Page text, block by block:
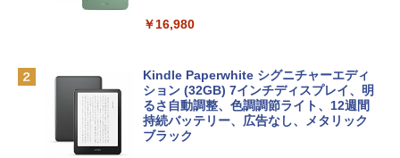
tomtoc 360°保護 15.6 16インチ パソコ
ンケース Dell NEC Lavie ASUS HP dyna
book Lenovo対応
定バーチャルアイテムを含む】 【オンラ
インゲームコード】 ロブロックス |オン
ラインコード版
￥1,600
￥1,292
￥16,980
Kindle Paperwhite シグニチャーエディ
ション (32GB) 7インチディスプレイ、明
るさ自動調整、色調調節ライト、12週間
持続バッテリー、広告なし、メタリック
ブラック